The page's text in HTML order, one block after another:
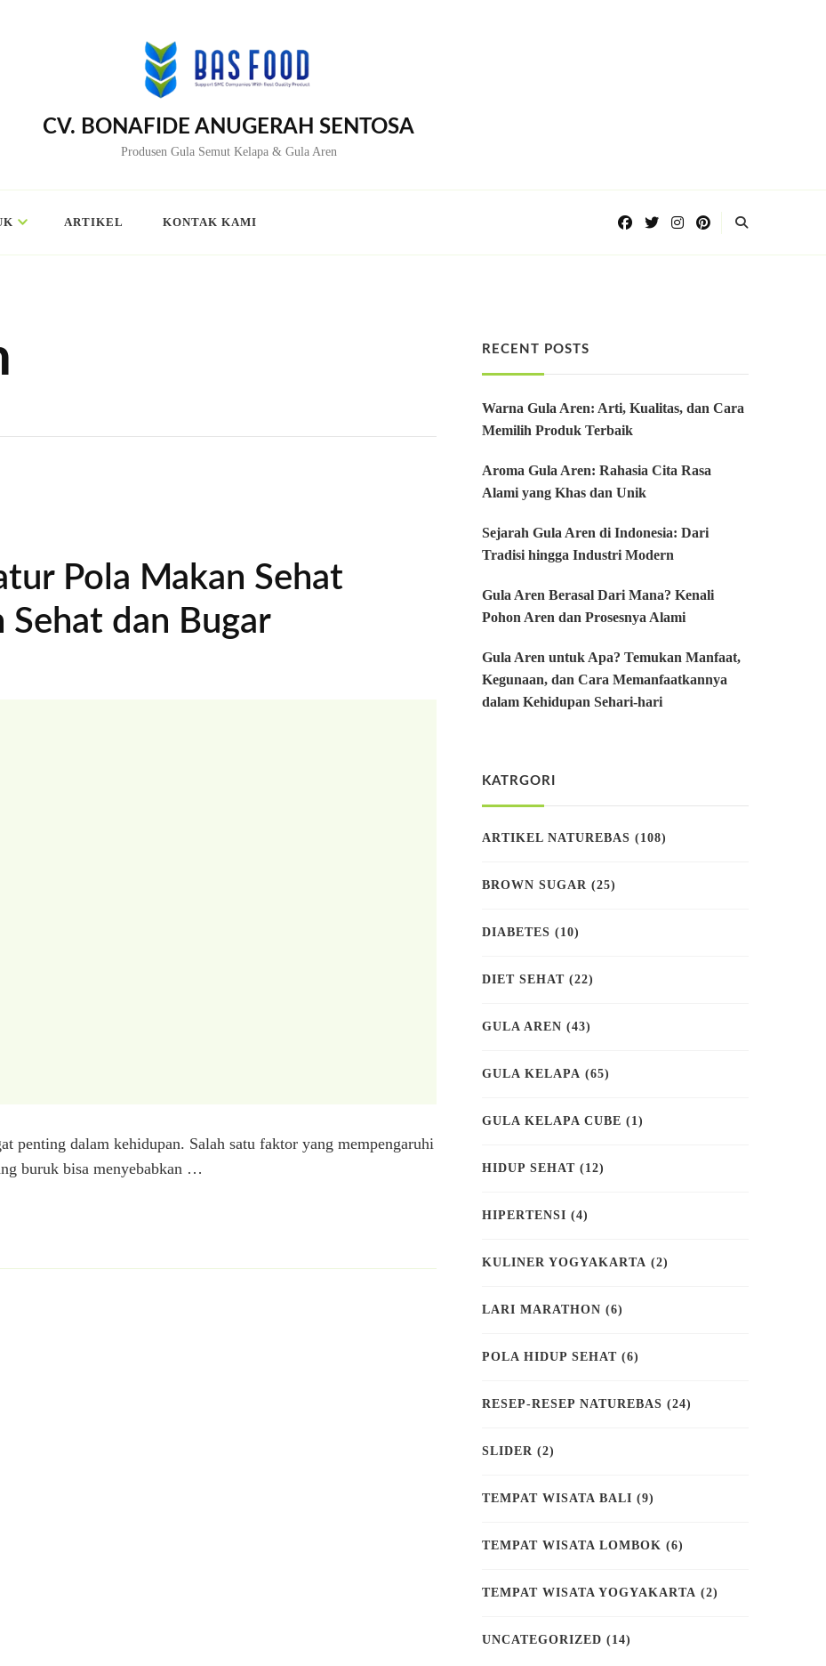
CV. BONAFIDE ANUGERAH SENTOSA
Produsen Gula Semut Kelapa & Gula Aren
ARTIKEL KONTAK KAMI
Pola Makan Sehat
dan Bugar
penting dalam kehidupan. Salah satu faktor yang mempengaruhi
buruk bisa menyebabkan …
RECENT POSTS
Warna Gula Aren: Arti, Kualitas, dan Cara
Memilih Produk Terbaik
Aroma Gula Aren: Rahasia Cita Rasa
Alami yang Khas dan Unik
Sejarah Gula Aren di Indonesia: Dari
Tradisi hingga Industri Modern
Gula Aren Berasal Dari Mana? Kenali
Pohon Aren dan Prosesnya Alami
Gula Aren untuk Apa? Temukan Manfaat,
Kegunaan, dan Cara Memanfaatkannya
dalam Kehidupan Sehari-hari
KATRGORI
ARTIKEL NATUREBAS (108)
BROWN SUGAR (25)
DIABETES (10)
DIET SEHAT (22)
GULA AREN (43)
GULA KELAPA (65)
GULA KELAPA CUBE (1)
HIDUP SEHAT (12)
HIPERTENSI (4)
KULINER YOGYAKARTA (2)
LARI MARATHON (6)
POLA HIDUP SEHAT (6)
RESEP-RESEP NATUREBAS (24)
SLIDER (2)
TEMPAT WISATA BALI (9)
TEMPAT WISATA LOMBOK (6)
TEMPAT WISATA YOGYAKARTA (2)
UNCATEGORIZED (14)